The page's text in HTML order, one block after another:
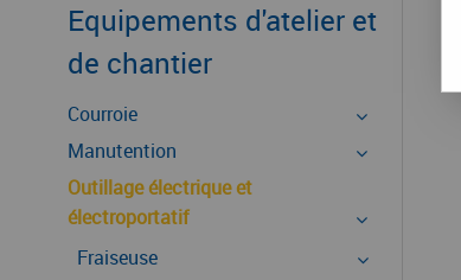
Equipements d'atelier et
de chantier
Courroie
Manutention
Outillage électrique et
électroportatif
Fraiseuse